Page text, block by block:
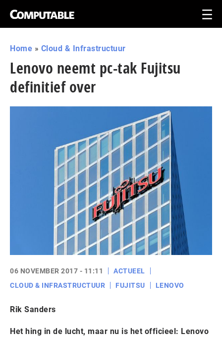
Home » Cloud & Infrastructuur
Lenovo neemt pc-tak Fujitsu
definitief over
06 NOVEMBER 2017 - 11:11
ACTUEEL
CLOUD & INFRASTRUCTUUR
FUJITSU LENOVO
Rik Sanders
Het hing in de lucht, maar nu is het officieel: Lenovo